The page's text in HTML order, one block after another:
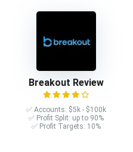
Breakout Review
✅ Accounts: $5k - $100k
✅ Profit Split: up to 90%
✅ Profit Targets: 10%